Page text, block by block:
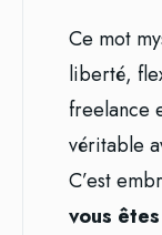
Ce mot
liberté,
freelance
véritable
C’est
vous